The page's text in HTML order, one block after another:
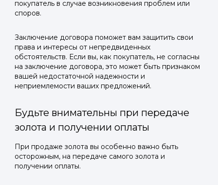
покупатель в случае возникновения проблем или
споров.
Заключение договора поможет вам защитить свои
права и интересы от непредвиденных
обстоятельств. Если вы, как покупатель, не согласны
на заключение договора, это может быть признаком
вашей недостаточной надежности и
неприемлемости ваших предложений.
Будьте внимательны при передаче
золота и получении оплаты
При продаже золота вы особенно важно быть
осторожным, на передаче самого золота и
получении оплаты.